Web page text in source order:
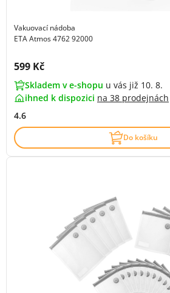
Vakuovací nádoba
ETA Atmos 4762 92000
Cena s DPH:
599 Kč
Skladem v e-shopu u vás již 10. 8.
ihned k dispozici na 38 prodejnách
4.6
Do košíku